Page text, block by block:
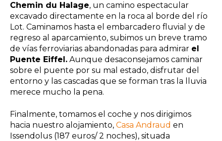
Chemin du Halage, un camino espectacular
excavado directamente en la roca al borde del río
Lot. Caminamos hasta el embarcadero fluvial y de
regreso al aparcamiento, subimos un breve tramo
de vías ferroviarias abandonadas para admirar el
Puente Eiffel. Aunque desaconsejamos caminar
sobre el puente por su mal estado, disfrutar del
entorno y las cascadas que se forman tras la lluvia
merece mucho la pena.
Finalmente, tomamos el coche y nos dirigimos
hacia nuestro alojamiento, Casa Andraud en
Issendolus (187 euros/ 2 noches), situada